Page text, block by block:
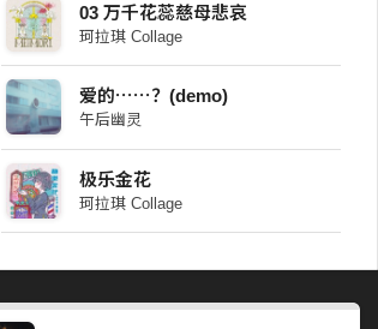
03 万千花蕊慈母悲哀
珂拉琪 Collage
爱的⋯⋯？(demo)
午后幽灵
极乐金花
珂拉琪 Collage
2023）5121-147号